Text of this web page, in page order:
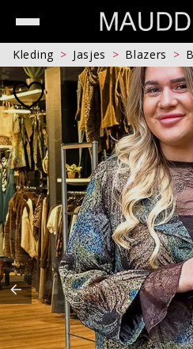
Kleding Jasjes Blazers